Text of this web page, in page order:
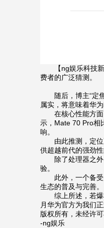
【ng娱乐科技新
费者的广泛猜测。
随后，博主“定焦
属实，将意味着华
在核心性能方面
示，Mate 70 Pro相
响。
由此推测，定位
供超越前代的强劲性
除了处理器之外
验。
此外，一个备受
生态的普及与完善。
综上所述，若爆
月华为官方为我们正
版权所有，未经许
-ng娱乐